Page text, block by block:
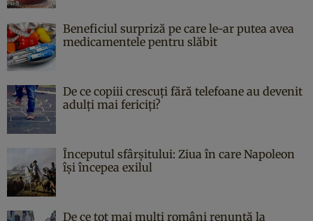
Beneficiul surpriză pe care le-ar putea avea
medicamentele pentru slăbit
De ce copiii crescuți fără telefoane au devenit
adulți mai fericiți?
Începutul sfârşitului: Ziua în care Napoleon
îşi începea exilul
De ce tot mai mulți români renunță la